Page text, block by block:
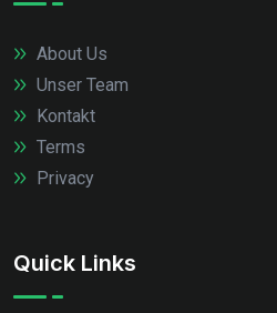
About Us
Unser Team
Kontakt
Terms
Privacy
Quick Links